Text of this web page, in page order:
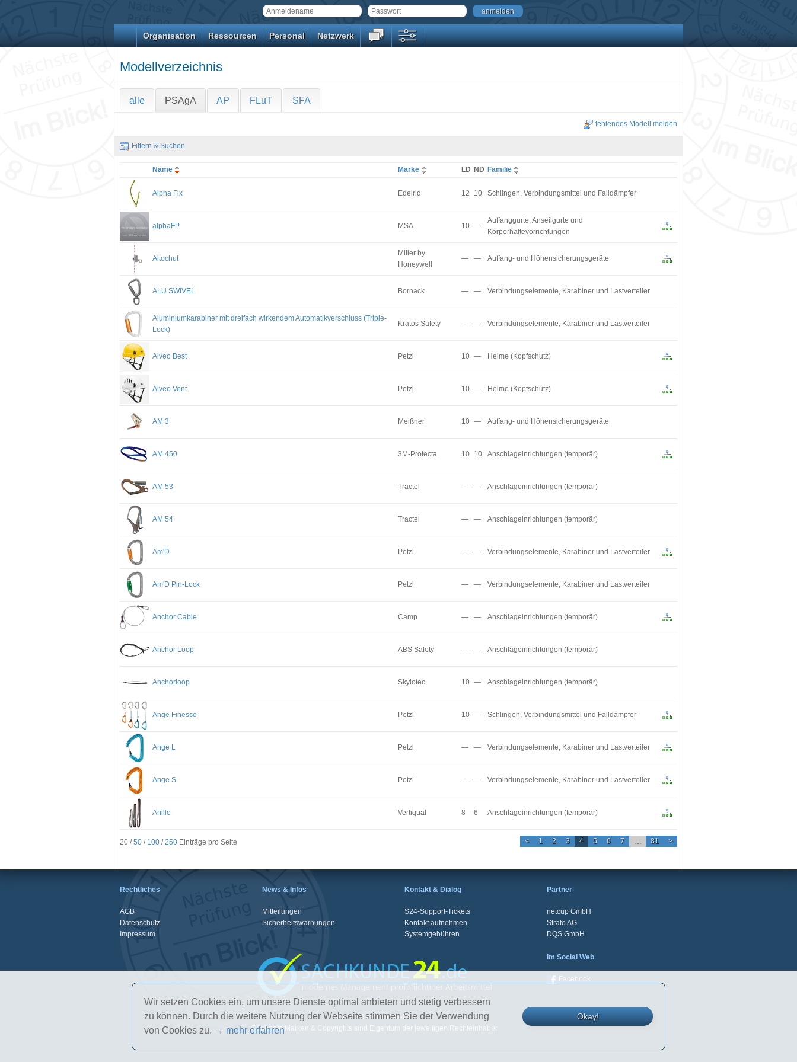
anmelden
Organisation Ressourcen Personal Netzwerk
Modellverzeichnis
alle PSAgA AP FLuT SFA
fehlendes Modell melden
Filtern & Suchen
Name Marke LD ND Familie
Alpha Fix Edelrid 12 10 Schlingen, Verbindungsmittel und Falldämpfer
alphaFP MSA 10 —
Auffanggurte, Anseilgurte und
Körperhaltevorrichtungen
Altochut
Miller by
Honeywell
— — Auffang- und Höhensicherungsgeräte
ALU SWIVEL Bornack — — Verbindungselemente, Karabiner und Lastverteiler
Aluminiumkarabiner mit dreifach wirkendem Automatikverschluss (Triple-
Lock)
Kratos Safety — — Verbindungselemente, Karabiner und Lastverteiler
Alveo Best Petzl 10 — Helme (Kopfschutz)
Alveo Vent Petzl 10 — Helme (Kopfschutz)
AM 3 Meißner 10 — Auffang- und Höhensicherungsgeräte
AM 450 3M-Protecta 10 10 Anschlageinrichtungen (temporär)
AM 53 Tractel — — Anschlageinrichtungen (temporär)
AM 54 Tractel — — Anschlageinrichtungen (temporär)
Am'D Petzl — — Verbindungselemente, Karabiner und Lastverteiler
Am'D Pin-Lock Petzl — — Verbindungselemente, Karabiner und Lastverteiler
Anchor Cable Camp — — Anschlageinrichtungen (temporär)
Anchor Loop ABS Safety — — Anschlageinrichtungen (temporär)
Anchorloop Skylotec 10 — Anschlageinrichtungen (temporär)
Ange Finesse Petzl 10 — Schlingen, Verbindungsmittel und Falldämpfer
Ange L Petzl — — Verbindungselemente, Karabiner und Lastverteiler
Ange S Petzl — — Verbindungselemente, Karabiner und Lastverteiler
Anillo Vertiqual 8 6 Anschlageinrichtungen (temporär)
20 /50 / 100 /250 Einträge pro Seite < 1 2 3 4 5 6 7 81 >
Rechtliches
AGB
Datenschutz
Impressum
News & Infos
Mitteilungen
Sicherheitswarnungen
Kontakt & Dialog
S24-Support-Tickets
Kontakt aufnehmen
Systemgebühren
Partner
netcup GmbH
Strato AG
DQS GmbH
© 2026 Sachkunde24.de
Genannte Marken & Copyrights sind Eigentum der jeweiligen Rechteinhaber.
im Social Web
Facebook
Wir setzen Cookies ein, um unsere Dienste optimal anbieten und stetig verbessern
zu können. Durch die weitere Nutzung der Webseite stimmen Sie der Verwendung
von Cookies zu. → mehr erfahren
Okay!